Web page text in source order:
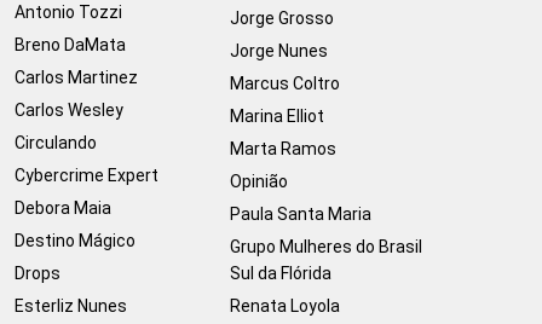
Antonio Tozzi
Breno DaMata
Carlos Martinez
Carlos Wesley
Circulando
Cybercrime Expert
Debora Maia
Destino Mágico
Drops
Esterliz Nunes
Jorge Grosso
Jorge Nunes
Marcus Coltro
Marina Elliot
Marta Ramos
Opinião
Paula Santa Maria
Grupo Mulheres do Brasil
Sul da Flórida
Renata Loyola